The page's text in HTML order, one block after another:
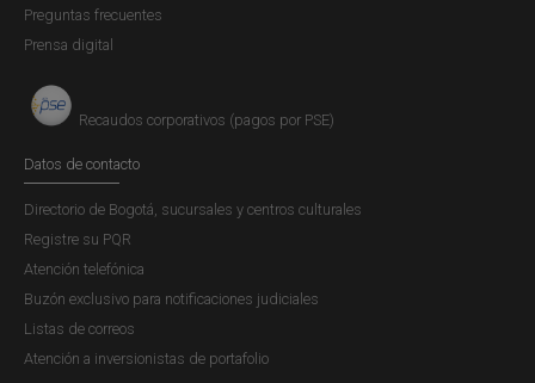
con diferentes fuentes de financiación externa, dentro de
las que se destaca la inversión extranjera directa (IED).
El choque petrolero y sus implicaciones
en la economía colombiana
Publicación |
Los favorables términos de intercambio de los últimos
años, como resultado de los altos precios del petróleo y
de otras materias primas, le permitieron al país
incrementar su ritmo de crecimiento a partir de 2004, y
Preguntas frecuentes
Prensa digital
Recaudos corporativos (pagos por PSE)
Datos de contacto
Directorio de Bogotá, sucursales y centros culturales
Registre su PQR
Atención telefónica
Buzón exclusivo para notificaciones judiciales
Listas de correos
Atención a inversionistas de portafolio